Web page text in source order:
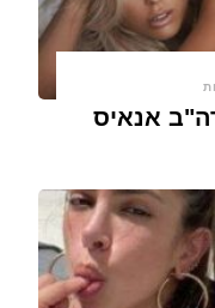
אנאיס